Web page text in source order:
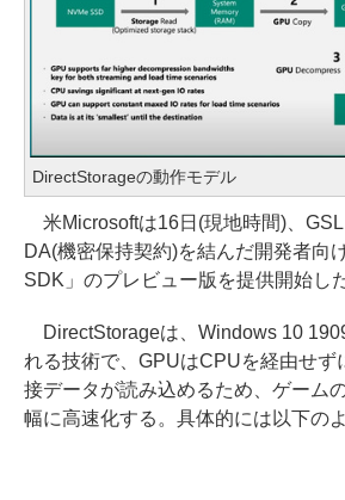
DirectStorageの動作モデル
米Microsoftは16日(現地時間)、
DA(機密保持契約)を結んだ開発者向
SDK」のプレビュー版を提供開始した
DirectStorageは、Windows 10
れる技術で、GPUはCPUを経由せず
接データが読み込めるため、ゲーム
幅に高速化する。具体的には以下の